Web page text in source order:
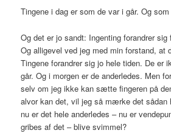
Tingene i dag er som de var i går. Og
Og det er jo sandt: Ingenting forandrer sig
Og alligevel ved jeg med min forstand, at
Tingene forandrer sig jo hele tiden. De er
går. Og i morgen er de anderledes. Men
selv om jeg ikke kan sætte fingeren på
alvor kan det, vil jeg så mærke det sådan
nu er det hele anderledes – nu er
gribes af det – blive svimmel?